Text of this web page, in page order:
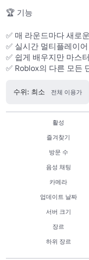
🏆 기능
✅ 매 라운드마다 새로
✅ 실시간 멀티플레이
✅ 쉽게 배우지만 마스
✅ Roblox의 다른 모든
수위: 최소 전체 이용가
활성
즐겨찾기
방문 수
음성 채팅
카메라
업데이트 날짜
서버 크기
장르
하위 장르